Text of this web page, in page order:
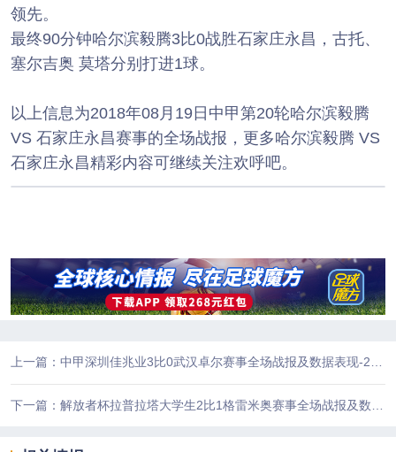
领先。
最终90分钟哈尔滨毅腾3比0战胜石家庄永昌，古托、
塞尔吉奥 莫塔分别打进1球。
以上信息为2018年08月19日中甲第20轮哈尔滨毅腾
VS 石家庄永昌赛事的全场战报，更多哈尔滨毅腾 VS
石家庄永昌精彩内容可继续关注欢呼吧。